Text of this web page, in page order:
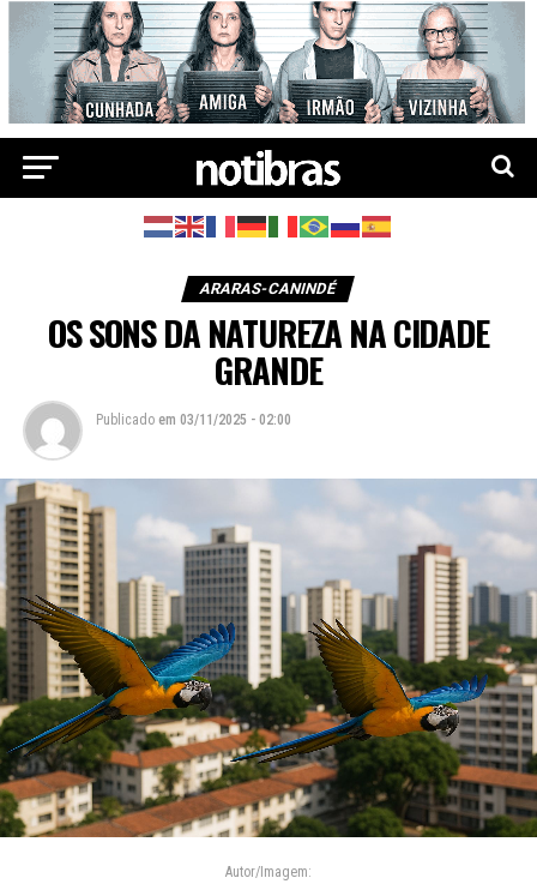
ARARAS-CANINDÉ
OS SONS DA NATUREZA NA CIDADE
GRANDE
Publicado em 03/11/2025 - 02:00
Autor/Imagem: